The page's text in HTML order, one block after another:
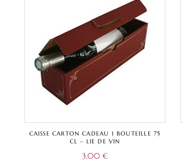
CAISSE CARTON CADEAU 1 BOUTEILLE 75
CL – LIE DE VIN
3,00 €